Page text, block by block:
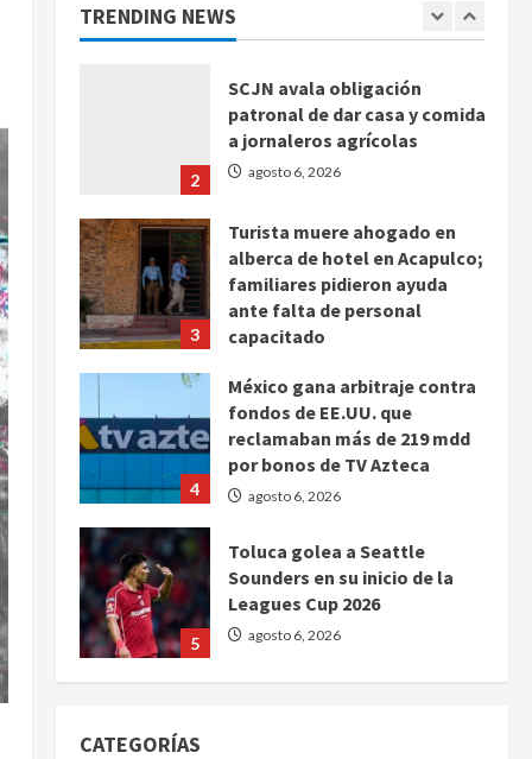
TRENDING NEWS
1
2
SCJN avala obligación
patronal de dar casa y comida
a jornaleros agrícolas
agosto 6, 2026
3
Turista muere ahogado en
alberca de hotel en Acapulco;
familiares pidieron ayuda
ante falta de personal
capacitado
4
México gana arbitraje contra
fondos de EE.UU. que
reclamaban más de 219 mdd
por bonos de TV Azteca
agosto 6, 2026
5
Toluca golea a Seattle
Sounders en su inicio de la
Leagues Cup 2026
agosto 6, 2026
CATEGORÍAS